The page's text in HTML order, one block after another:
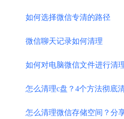
如何选择微信专清的路径
​微信聊天记录如何清理
怎么清理c盘？4个方法彻底